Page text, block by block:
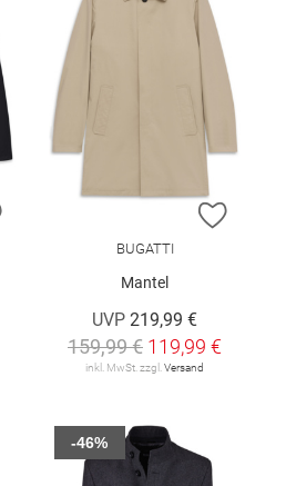
ZUR WUNSCHLISTE HINZUFÜGEN
ZUR
BUGATTI
Mantel
UVP 219,99 €
159,99 € 119,99 €
inkl. MwSt. zzgl. Versand
-46%